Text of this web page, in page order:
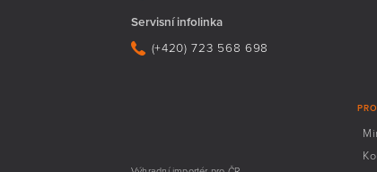
Servisní infolinka
(+420) 723 568 698